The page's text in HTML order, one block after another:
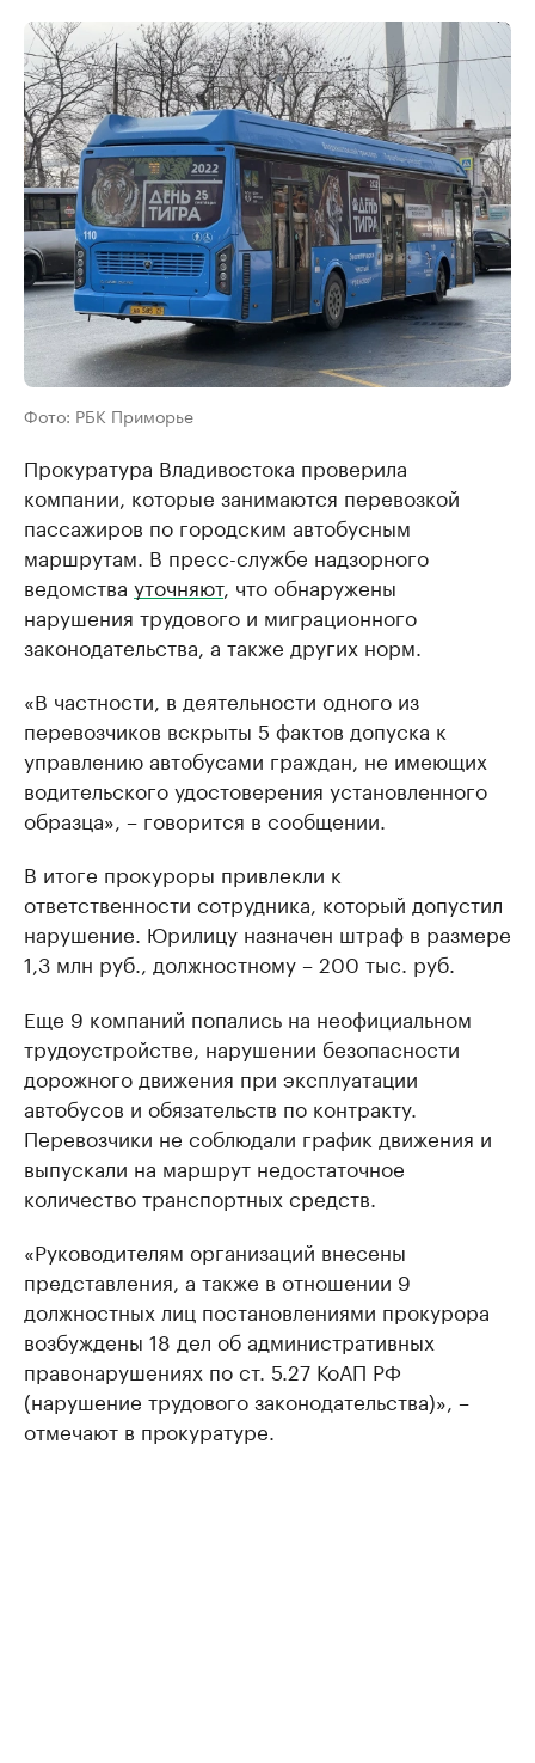
Фото: РБК Приморье
Прокуратура Владивостока проверила
компании, которые занимаются перевозкой
пассажиров по городским автобусным
маршрутам. В пресс-службе надзорного
ведомства уточняют, что обнаружены
нарушения трудового и миграционного
законодательства, а также других норм.
«В частности, в деятельности одного из
перевозчиков вскрыты 5 фактов допуска к
управлению автобусами граждан, не имеющих
водительского удостоверения установленного
образца», – говорится в сообщении.
В итоге прокуроры привлекли к
ответственности сотрудника, который допустил
нарушение. Юрилицу назначен штраф в размере
1,3 млн руб., должностному – 200 тыс. руб.
Еще 9 компаний попались на неофициальном
трудоустройстве, нарушении безопасности
дорожного движения при эксплуатации
автобусов и обязательств по контракту.
Перевозчики не соблюдали график движения и
выпускали на маршрут недостаточное
количество транспортных средств.
«Руководителям организаций внесены
представления, а также в отношении 9
должностных лиц постановлениями прокурора
возбуждены 18 дел об административных
правонарушениях по ст. 5.27 КоАП РФ
(нарушение трудового законодательства)», –
отмечают в прокуратуре.